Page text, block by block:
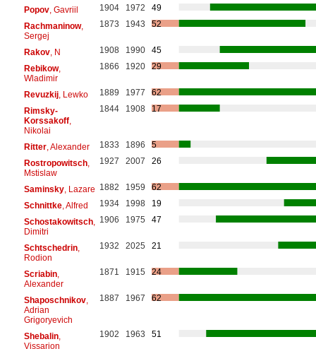
Popov, Gavriil 1904 1972
49
Rachmaninow,
Sergej
1873 1943 52
Rakov, N 1908 1990
45
Rebikow,
Wladimir
1866 1920 29
Revuzkij, Lewko 1889 1977
62
Rimsky-
Korssakoff,
Nikolai
1844 1908 17
Ritter, Alexander 1833 1896
5
Rostropowitsch,
Mstislaw
1927 2007 26
Saminsky, Lazare 1882 1959
62
Schnittke, Alfred 1934 1998
19
Schostakowitsch,
Dimitri
1906 1975 47
Schtschedrin,
Rodion
1932 2025 21
Scriabin,
Alexander
1871 1915 24
Shaposchnikov,
Adrian
Grigoryevich
1887 1967 62
Shebalin,
Vissarion
1902 1963 51